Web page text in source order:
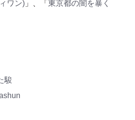
ワン) 」、「 東京都の闇を暴く
駿